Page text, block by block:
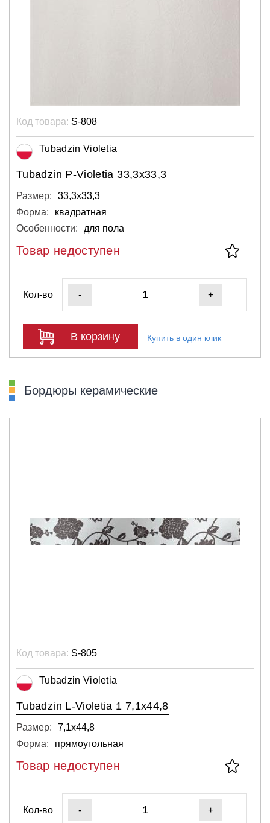
Код товара: S-808
Tubadzin Violetia
Tubadzin P-Violetia 33,3x33,3
Размер:
33,3х33,3
Форма:
квадратная
Особенности:
для пола
Товар недоступен
Кол-во - +
В корзину Купить в один клик
Бордюры керамические
Код товара: S-805
Tubadzin Violetia
Tubadzin L-Violetia 1 7,1x44,8
Размер:
7,1х44,8
Форма:
прямоугольная
Товар недоступен
Кол-во - +